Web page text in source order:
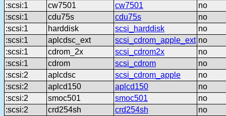
:scsi:1
cw7501 cw7501
no
:scsi:1
cdu75s cdu75s
no
:scsi:1
harddisk scsi_harddisk
no
:scsi:1
aplcdsc_ext scsi_cdrom_apple_ext no
:scsi:1
cdrom_2x scsi_cdrom2x
no
:scsi:1
cdrom scsi_cdrom
no
:scsi:2
aplcdsc scsi_cdrom_apple
no
:scsi:2
aplcd150 aplcd150
no
:scsi:2
smoc501 smoc501
no
:scsi:2
crd254sh crd254sh
no